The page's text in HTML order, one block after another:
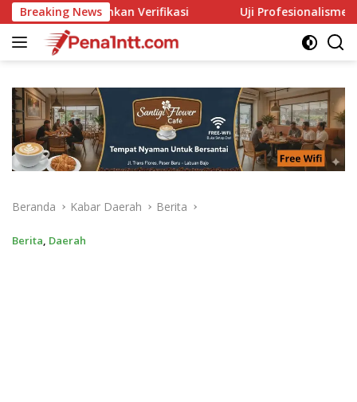
Langsung
ke
konten
Breaking NewsUji Profesionalisme Polsek Dampek, LBH Nusa
Beranda Kabar Daerah Berita
Berita Daerah